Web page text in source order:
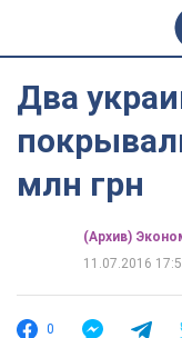
Два
млн грн
(Архив)
11.07.2016
0